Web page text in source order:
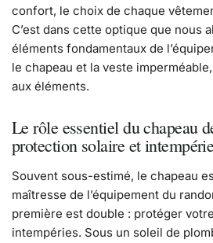
confort, le choix de chaque
C’est dans cette optique que nous
éléments fondamentaux de
le chapeau et la veste
aux éléments.
Le rôle essentiel du chapeau
protection solaire et
Souvent sous-estimé, le chapeau
maîtresse de l’équipement du
première est double : protéger
intempéries. Sous un soleil de